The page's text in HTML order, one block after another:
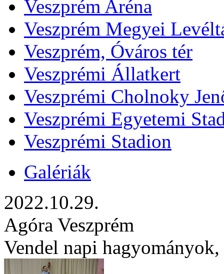
Veszprém Aréna
Veszprém Megyei
Veszprém, Óváros tér
Veszprémi Állatkert
Veszprémi Cholnoky
Veszprémi Egyetemi
Veszprémi Stadion
Galériák
2022.10.29.
Agóra Veszprém
Vendel napi